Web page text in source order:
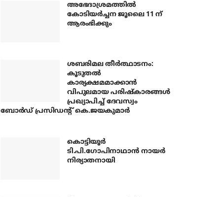
അഭേദാശ്രമത്തില്‍
കോടിയര്‍ച്ചന ജൂലൈ 11 ന്
ആരംഭിക്കും
ശബരിമല തീര്‍ത്ഥാടനം:
കൂടുതല്‍
കാര്യക്ഷമമാക്കാന്‍
വിപുലമായ പരിഷ്‌കാരങ്ങള്‍
പ്രഖ്യാപിച്ച് ദേവസ്വം
ബോര്‍ഡ് പ്രസിഡന്റ് കെ.ജയകുമാര്‍
കൊട്ടിയൂര്‍
ടി.പി.ഗോപിനാഥാന്‍ നായര്‍
നിര്യാതനായി